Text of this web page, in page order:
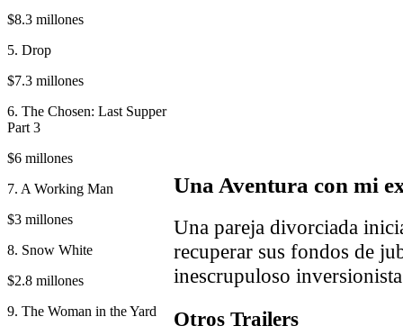
$8.3 millones
5. Drop
$7.3 millones
6. The Chosen: Last Supper
Part 3
$6 millones
7. A Working Man
$3 millones
8. Snow White
$2.8 millones
9. The Woman in the Yard
Una Aventura con mi
Una pareja divorciada
recuperar sus fondos de
inescrupuloso
Otros Trailers